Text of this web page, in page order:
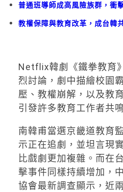
普通班導師成高風險族群，衝
教權保障與教育改革，成台韓
Netflix韓劇《鐵拳教育
烈討論，劇中描繪校園
壓、教權崩解，以及教
引發許多教育工作者共
南韓甫當選京畿道教育
示正在追劇，並坦言現
比戲劇更加複雜。而在
擊事件同樣持續增加，
協會最新調查顯示，近